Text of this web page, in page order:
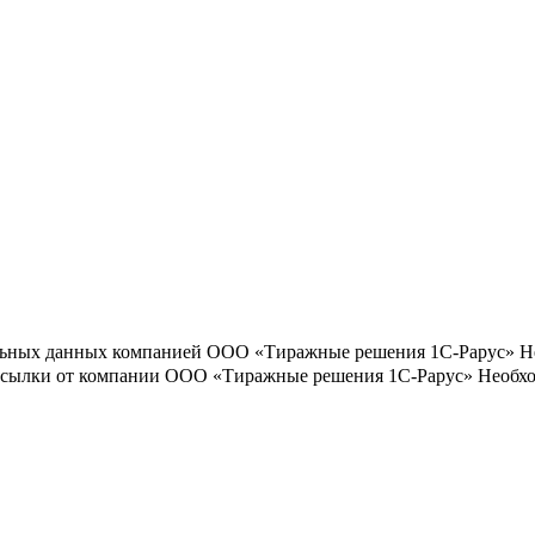
данных компанией ООО «Тиражные решения 1С-Рарус»
от компании ООО «Тиражные решения 1С-Рарус»